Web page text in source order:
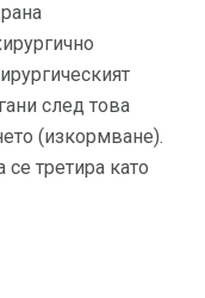
след това
(изкормване).
третира като